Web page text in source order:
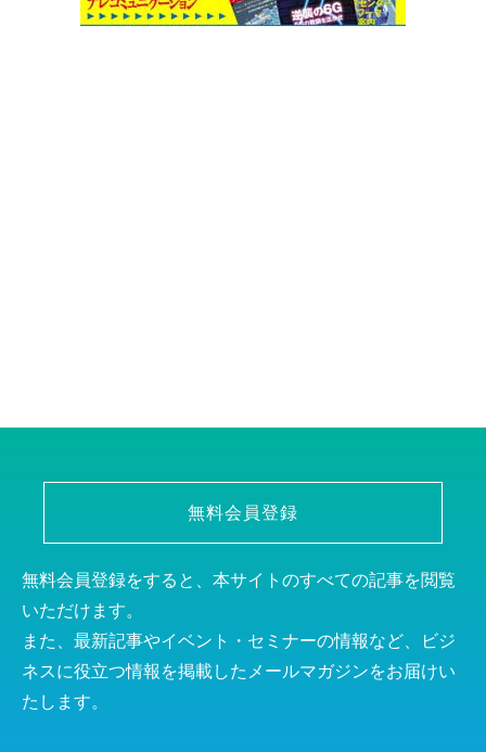
無料会員登録
無料会員登録をすると、本サイトのすべての記事を閲覧
いただけます。
また、最新記事やイベント・セミナーの情報など、ビジ
ネスに役立つ情報を掲載したメールマガジンをお届けい
たします。